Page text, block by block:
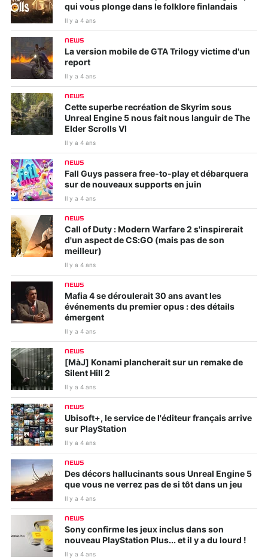
qui vous plonge dans le folklore finlandais
Il y a 4 ans
NEWS
La version mobile de GTA Trilogy victime d'un
report
Il y a 4 ans
NEWS
Cette superbe recréation de Skyrim sous
Unreal Engine 5 nous fait nous languir de The
Elder Scrolls VI
Il y a 4 ans
NEWS
Fall Guys passera free-to-play et débarquera
sur de nouveaux supports en juin
Il y a 4 ans
NEWS
Call of Duty : Modern Warfare 2 s'inspirerait
d'un aspect de CS:GO (mais pas de son
meilleur)
Il y a 4 ans
NEWS
Mafia 4 se déroulerait 30 ans avant les
événements du premier opus : des détails
émergent
Il y a 4 ans
NEWS
[MàJ] Konami plancherait sur un remake de
Silent Hill 2
Il y a 4 ans
NEWS
Ubisoft+, le service de l'éditeur français arrive
sur PlayStation
Il y a 4 ans
NEWS
Des décors hallucinants sous Unreal Engine 5
que vous ne verrez pas de si tôt dans un jeu
Il y a 4 ans
NEWS
Sony confirme les jeux inclus dans son
nouveau PlayStation Plus... et il y a du lourd !
Il y a 4 ans